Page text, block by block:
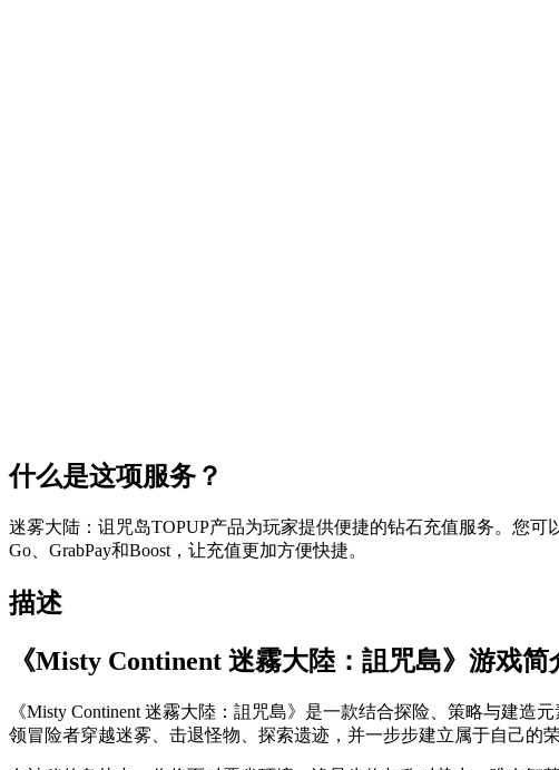
什么是这项服务？
迷雾大陆：诅咒岛TOPUP产品为玩家提供便捷的钻石充值服务。您可
Go、GrabPay和Boost，让充值更加方便快捷。
描述
《Misty Continent 迷霧大陸：詛咒島》游戏简
《Misty Continent 迷霧大陸：詛咒島》是一款结合探险、策略与建
领冒险者穿越迷雾、击退怪物、探索遗迹，并一步步建立属于自己的荣